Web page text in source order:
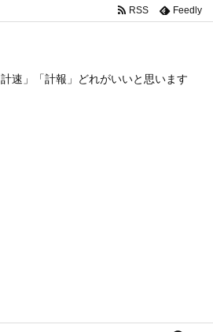
速」「計報」どれがいいと思います
RSS Feedly